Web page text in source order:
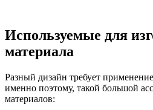
Используемые для
материала
Разный дизайн требует
именно поэтому, такой большой
материалов: